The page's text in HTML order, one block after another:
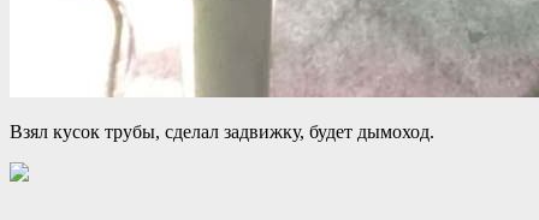
Взял кусок трубы, сделал задвижку, будет дымоход.